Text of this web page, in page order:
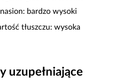
bardzo wysoki
tłuszczu: wysoka
uzupełniające